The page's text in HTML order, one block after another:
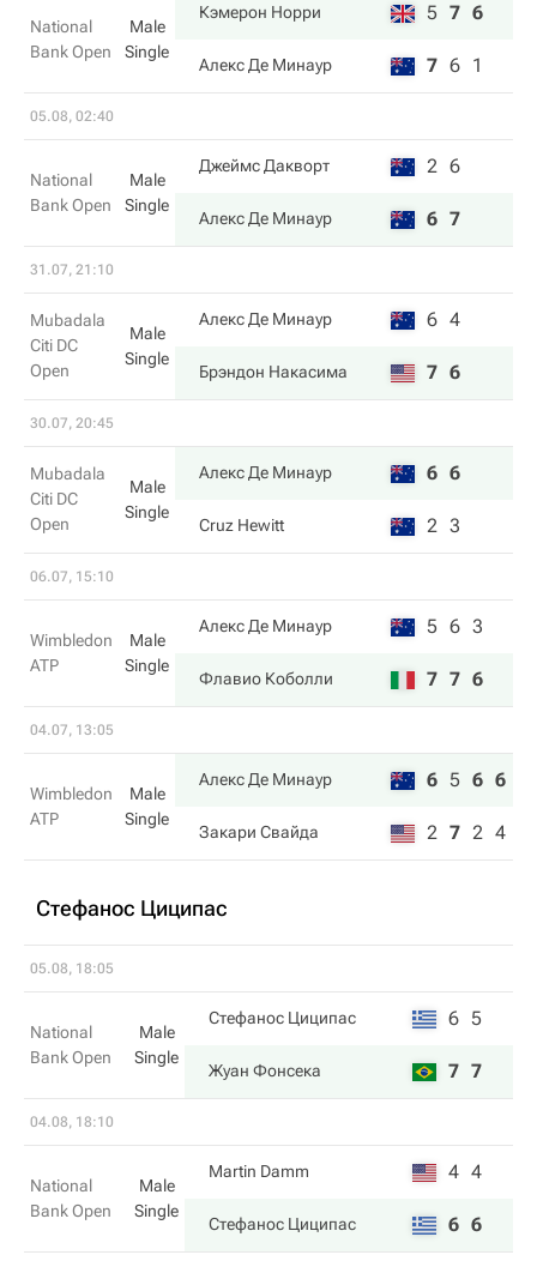
National
Bank Open
Male
Single
Кэмерон Норри 5 7 6
Алекс Де Минаур 7 6 1
05.08, 02:40
National
Bank Open
Male
Single
Джеймс Дакворт 2 6
Алекс Де Минаур 6 7
31.07, 21:10
Mubadala
Citi DC
Open
Male
Single
Алекс Де Минаур 6 4
Брэндон Накаcима 7 6
30.07, 20:45
Mubadala
Citi DC
Open
Male
Single
Алекс Де Минаур 6 6
Cruz Hewitt 2 3
06.07, 15:10
Wimbledon
ATP
Male
Single
Алекс Де Минаур 5 6 3
Флавио Коболли 7 7 6
04.07, 13:05
Wimbledon
ATP
Male
Single
Алекс Де Минаур 6 5 6 6
Закари Свайда 2 7 2 4
Стефанос Циципас
05.08, 18:05
National
Bank Open
Male
Single
Стефанос Циципас 6 5
Жуан Фонсека 7 7
04.08, 18:10
National
Bank Open
Male
Single
Martin Damm 4 4
Стефанос Циципас 6 6